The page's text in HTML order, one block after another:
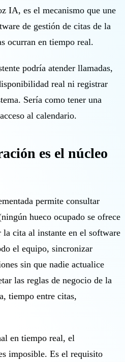
IA, es el mecanismo que une
de gestión de citas de la
ocurran en tiempo real.
podría atender llamadas,
real ni registrar
Sería como tener una
al calendario.
es el núcleo
permite consultar
hueco ocupado se ofrece
cita al instante en el software
el equipo, sincronizar
sin que nadie actualice
las reglas de negocio de la
tiempo entre citas,
en tiempo real, el
imposible. Es el requisito